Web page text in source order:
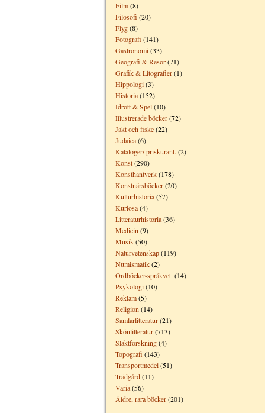
Film(8)
Filosofi (20)
Flyg(8)
Fotografi (141)
Gastronomi(33)
Geografi & Resor(71)
Grafik & Litografier(1)
Hippologi(3)
Historia(152)
Idrott & Spel(10)
Illustrerade böcker(72)
Jakt och fiske(22)
Judaica(6)
Kataloger/ priskurant. (2)
Konst(290)
Konsthantverk(178)
Konstnärsböcker(20)
Kulturhistoria(57)
Kuriosa(4)
Litteraturhistoria(36)
Medicin (9)
Musik(50)
Naturvetenskap(119)
Numismatik(2)
Ordböcker-språkvet. (14)
Psykologi(10)
Reklam(5)
Religion (14)
Samlarlitteratur(21)
Skönlitteratur(713)
Släktforskning(4)
Topografi (143)
Transportmedel(51)
Trädgård(11)
Varia(56)
Äldre, rara böcker(201)